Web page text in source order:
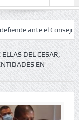
el Consejo de
DEL CESAR,
EN